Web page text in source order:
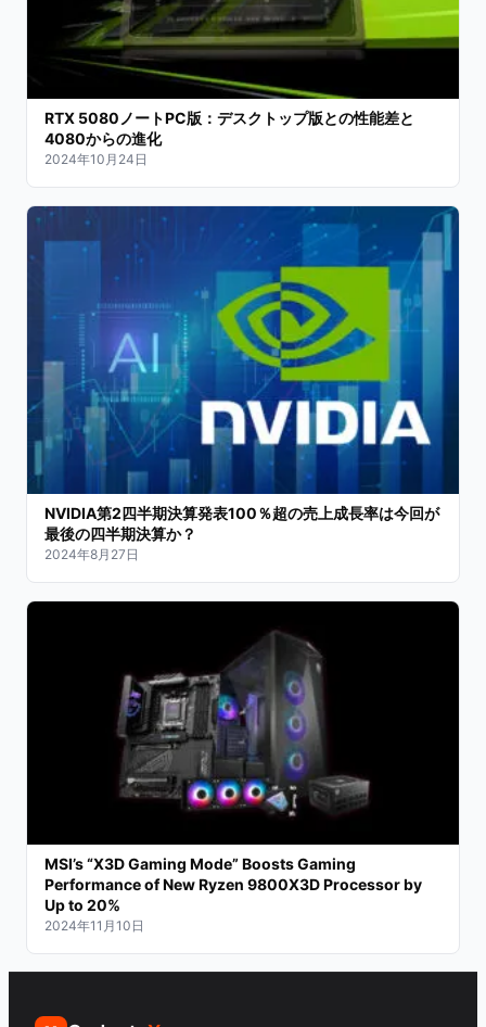
RTX 5080ノートPC版：デスクトップ版との性能差と
4080からの進化
2024年10月24日
NVIDIA第2四半期決算発表100％超の売上成長率は今回が
最後の四半期決算か？
2024年8月27日
MSI’s “X3D Gaming Mode” Boosts Gaming
Performance of New Ryzen 9800X3D Processor by
Up to 20%
2024年11月10日